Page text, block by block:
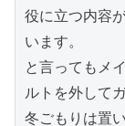
役に立つ内容
います。
と言ってもメ
ルトを外して
冬ごもりは置